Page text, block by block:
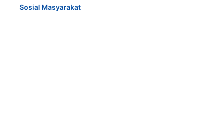
Sosial Masyarakat